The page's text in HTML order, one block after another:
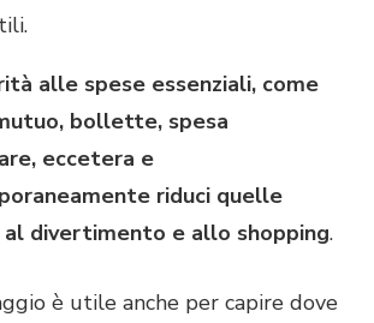
alle spese essenziali, come
bollette, spesa
eccetera e
riduci quelle
divertimento e allo shopping.
è utile anche per capire dove